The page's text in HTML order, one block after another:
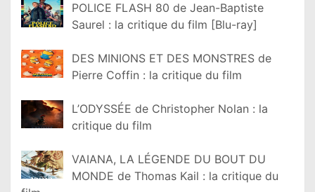
POLICE FLASH 80 de Jean-Baptiste
Saurel : la critique du film [Blu-ray]
DES MINIONS ET DES MONSTRES de
Pierre Coffin : la critique du film
L’ODYSSÉE de Christopher Nolan : la
critique du film
VAIANA, LA LÉGENDE DU BOUT DU
MONDE de Thomas Kail : la critique du